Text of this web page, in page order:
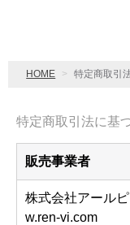
HOME 特定商取引
特定商取引法に基
販売事業者
株式会社アール
w.ren-vi.com